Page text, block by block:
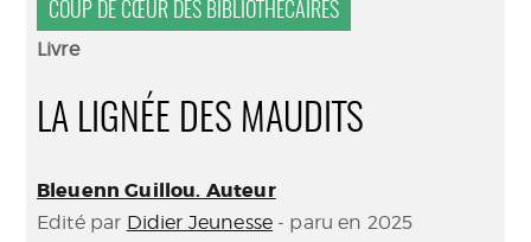
COUP DE CŒUR DES BIBLIOTHÉCAIRES
Livre
LA LIGNÉE DES MAUDITS
Bleuenn Guillou. Auteur
Edité par Didier Jeunesse - paru en 2025